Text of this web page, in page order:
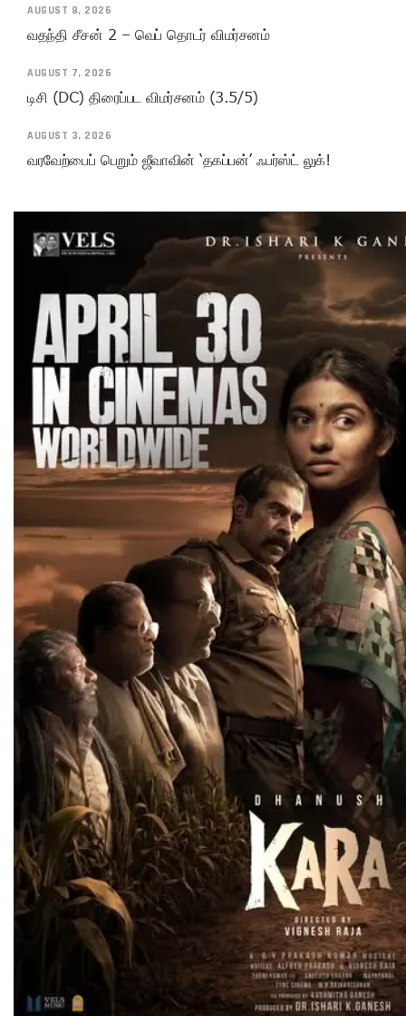
AUGUST 8, 2026
வதந்தி சீசன் 2 – வெப் தொடர் விமர்சனம்
AUGUST 7, 2026
டிசி (DC) திரைப்பட விமர்சனம் (3.5/5)
AUGUST 3, 2026
வரவேற்பைப் பெறும் ஜீவாவின் ‘தகப்பன்’ ஃபர்ஸ்ட் லுக்!